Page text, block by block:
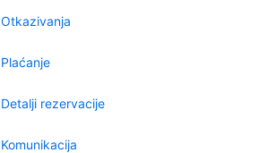
Otkazivanja
Plaćanje
Detalji rezervacije
Komunikacija